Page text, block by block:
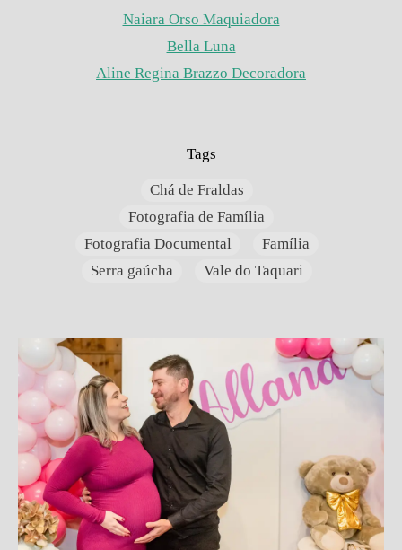
Naiara Orso Maquiadora
Bella Luna
Aline Regina Brazzo Decoradora
Tags
Chá de Fraldas
Fotografia de Família
Fotografia Documental
Família
Serra gaúcha
Vale do Taquari